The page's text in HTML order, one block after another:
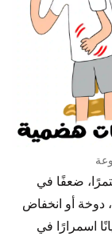
ضعفًا في
دوخة أو انخفاض
اسمرارًا في